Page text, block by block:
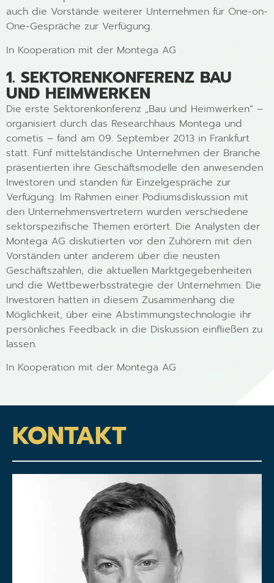
auch die Vorstände weiterer Unternehmen für One-on-
One-Gespräche zur Verfügung.
In Kooperation mit der Montega AG
1. SEKTORENKONFERENZ BAU
UND HEIMWERKEN
Die erste Sektorenkonferenz „Bau und Heimwerken“ –
organisiert durch das Researchhaus Montega und
cometis – fand am 09. September 2013 in Frankfurt
statt. Fünf mittelständische Unternehmen der Branche
präsentierten ihre Geschäftsmodelle den anwesenden
Investoren und standen für Einzelgespräche zur
Verfügung. Im Rahmen einer Podiumsdiskussion mit
den Unternehmensvertretern wurden verschiedene
sektorspezifische Themen erörtert. Die Analysten der
Montega AG diskutierten vor den Zuhörern mit den
Vorständen unter anderem über die neusten
Geschäftszahlen, die aktuellen Marktgegebenheiten
und die Wettbewerbsstrategie der Unternehmen. Die
Investoren hatten in diesem Zusammenhang die
Möglichkeit, über eine Abstimmungstechnologie ihr
persönliches Feedback in die Diskussion einfließen zu
lassen.
In Kooperation mit der Montega AG
KONTAKT